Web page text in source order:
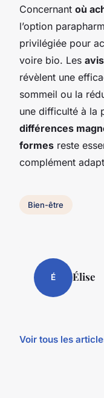
Concernant où
l’option
privilégiée pour
voire bio. Les
révèlent une
sommeil ou la
une difficulté à la
différences
formes reste
complément
Bien-être
É Élise
Voir tous les